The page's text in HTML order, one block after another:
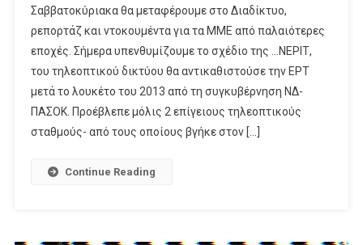
Τηλεοπτικό
Όραμα
Της
ΝΕΡΙΤ-
Το
Σχέδιο
Σαββατοκύριακα θα μεταφέρουμε στο Διαδίκτυο,
ρεπορτάζ και ντοκουμέντα για τα ΜΜΕ από παλαιότερες
εποχές. Σήμερα υπενθυμίζουμε το σχέδιο της …ΝΕΡΙΤ,
του τηλεοπτικού δικτύου θα αντικαθιστούσε την ΕΡΤ
μετά το λουκέτο του 2013 από τη συγκυβέρνηση ΝΔ-
ΠΑΣΟΚ. Προέβλεπε μόλις 2 επίγειους τηλεοπτικούς
σταθμούς- από τους οποίους βγήκε στον […]
Continue Reading